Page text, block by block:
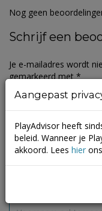
Nog geen
Schrijf een
Je e-mailadres wordt
gemarkeerd met*
Aangepast
PlayAdvisor heeft
beleid. Wanneer je
akkoord. Lees hier